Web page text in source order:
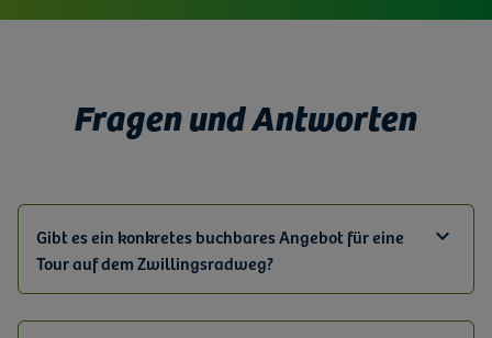
Fragen und Antworten
Gibt es ein konkretes buchbares Angebot für eine
Tour auf dem Zwillingsradweg?